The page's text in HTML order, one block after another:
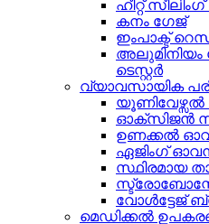
ഹീറ്റ് സീലിംഗ്
കനം ഗേജ്
ഇംപാക്ട്
ടെസ്റ്റർ
വ്യാവസായിക
യൂണിവേഴ്സൽ
ഓക്സിജൻ
ഉണക്കൽ
ഏജിംഗ്
സ്ഥിരമായ
വോൾട്ടേജ്
മെഡിക്കൽ